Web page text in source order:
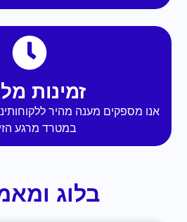
זמינות
אנו מספקים מענה מהיר
במטרד מרגע
בלוג